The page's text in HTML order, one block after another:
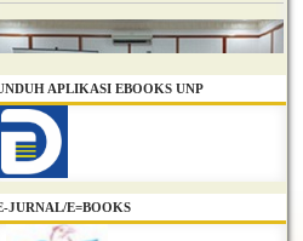
APLIKASI EBOOKS UNP
JURNAL/E=BOOKS